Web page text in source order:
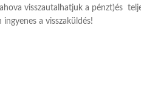
visszautalhatjuk a pénzt)és
a visszaküldés!